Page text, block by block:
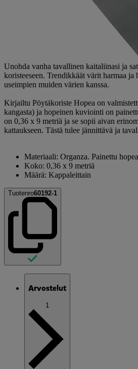
Unohda vanha tavallinen kaitaliinasi ja
koristeeseen. Trendikkäät värit harmaa ja
useimpien muiden värien kanssa.
Kirjailtu Pöytäkoriste Hopea on
kangasta) ja hopeinen kuviointi on
on 0,36 x 9 metriä ja se sopii aivan
kattaukseen. Tästä tulee jännittävä ja
Materiaali: Organza. Painettu
Koko: 0,36 x 9 metriä
Määrä: Kappaleittain
Tuotenro60192-1
Arvostelut
1